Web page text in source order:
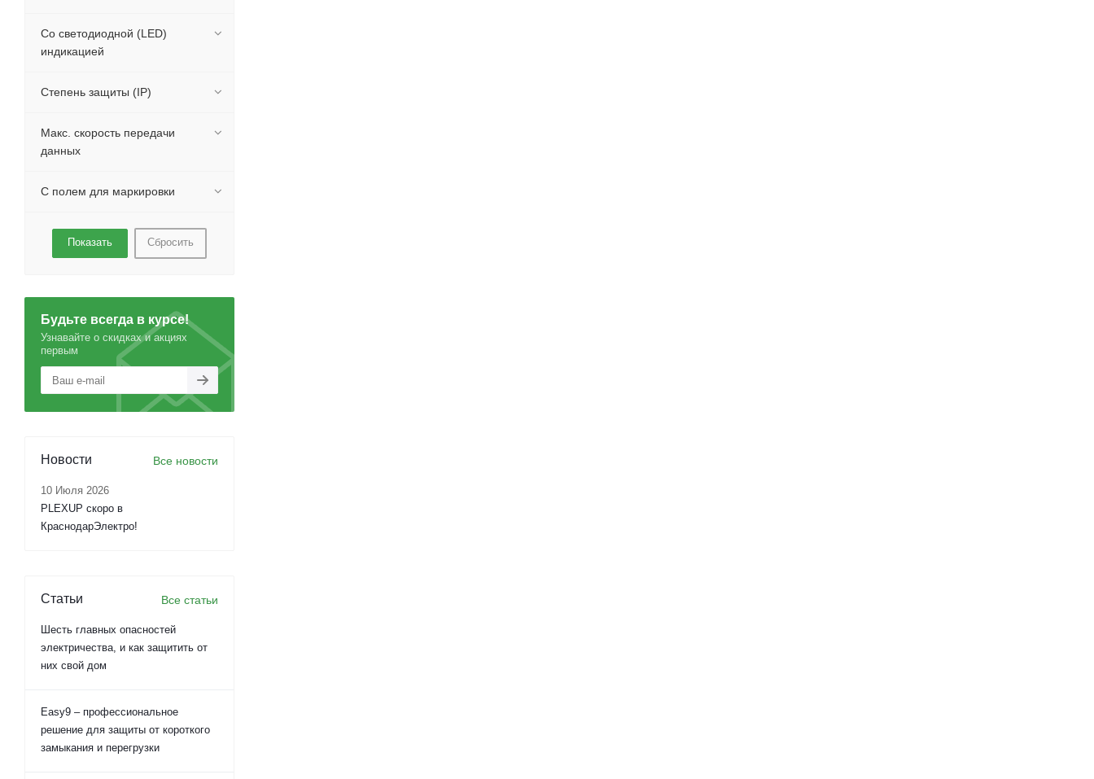
Со светодиодной (LED)
индикацией
Степень защиты (IP)
Макс. скорость передачи
данных
С полем для маркировки
Сбросить
Будьте всегда в курсе!
Узнавайте о скидках и акциях
первым
Новости Все новости
10 Июля 2026
PLEXUP скоро в
КраснодарЭлектро!
Статьи Все статьи
Шесть главных опасностей
электричества, и как защитить от
них свой дом
Easy9 – профессиональное
решение для защиты от короткого
замыкания и перегрузки